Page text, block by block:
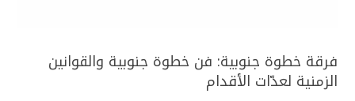
فرقة خطوة جنوبية: فن خطوة جنوبية والقوانين
الزمنية لعدّات الأقدام